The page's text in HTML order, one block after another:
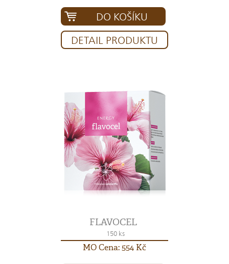
DO KOŠÍKU
DETAIL PRODUKTU
FLAVOCEL
150 ks
MO Cena: 554 Kč